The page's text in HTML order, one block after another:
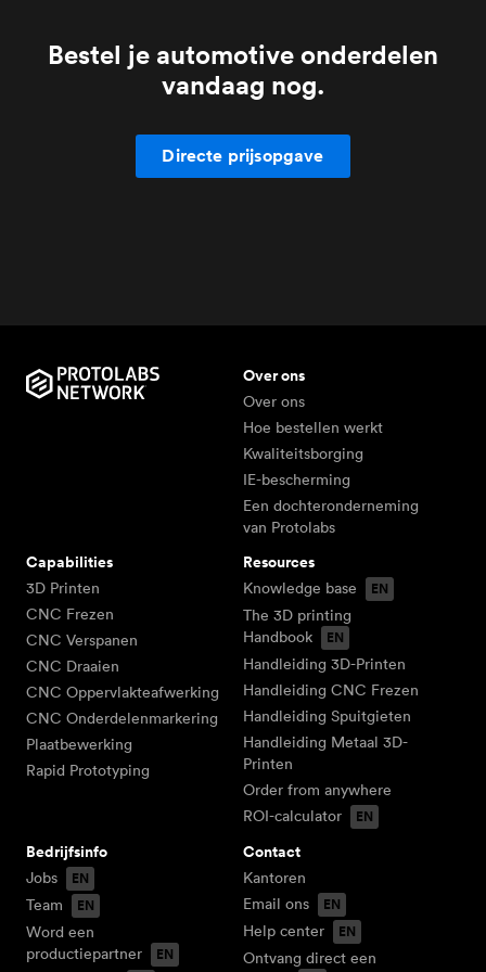
Bestel je automotive onderdelen
vandaag nog.
Directe prijsopgave
Over ons
Over ons
Hoe bestellen werkt
Kwaliteitsborging
IE-bescherming
Een dochteronderneming
van Protolabs
Capabilities
3D Printen
CNC Frezen
CNC Verspanen
CNC Draaien
CNC Oppervlakteafwerking
CNC Onderdelenmarkering
Plaatbewerking
Rapid Prototyping
Resources
Knowledge base
The 3D printing
Handbook
Handleiding 3D-Printen
Handleiding CNC Frezen
Handleiding Spuitgieten
Handleiding Metaal 3D-
Printen
Order from anywhere
ROI-calculator
Bedrijfsinfo
Jobs
Team
Word een
productiepartner
Contact
Kantoren
Email ons
Help center
Ontvang direct een